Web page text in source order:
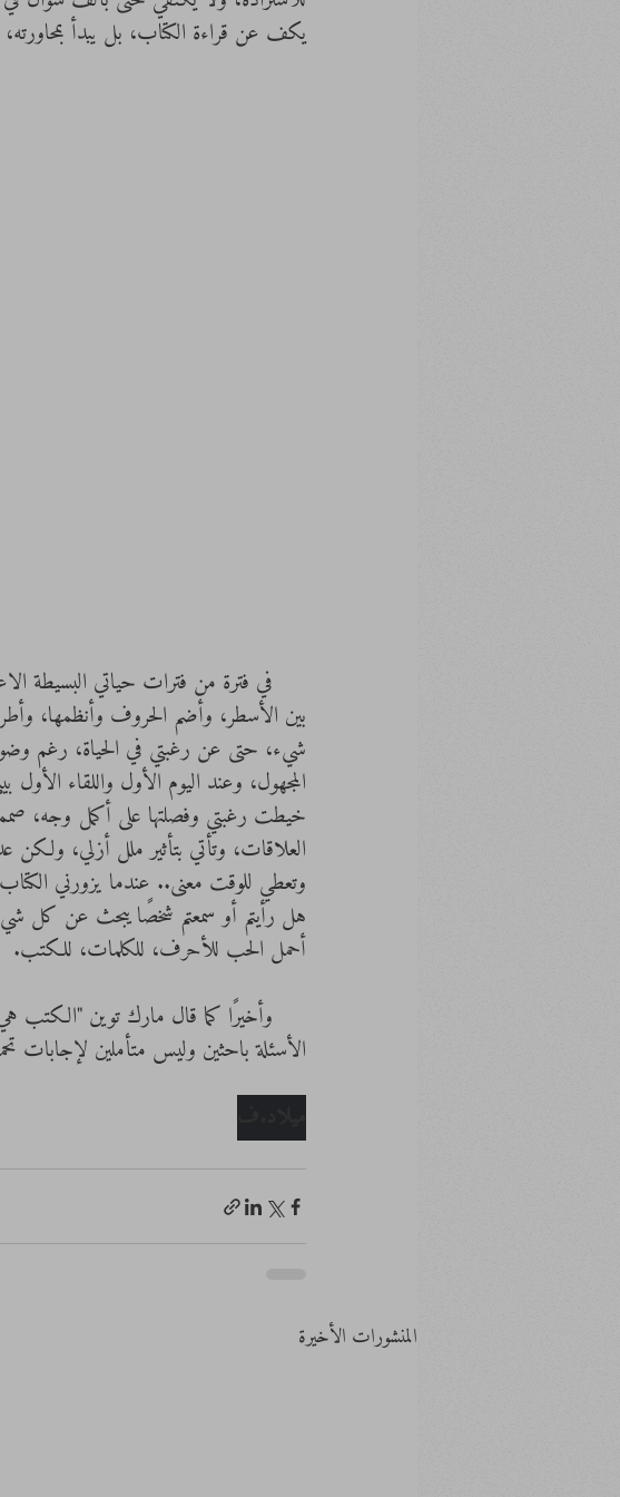
يكف عن قراءة الكتاب، بل يبدأ
في فترة من فترات حياتي
بين الأسطر، وأضم الحروف وأنظمها،
شيء، حتى عن رغبتي في الحياة، رغم
المجهول، وعند اليوم الأول واللقاء
خيطت رغبتي وفصلتها على أكمل وجه،
العلاقات، وتأتي بتأثير ملل أزلي،
وتعطي للوقت معنى.. عندما يزورني
هل رأيتم أو سمعتم شخصًا يبحث عن كل
أحمل الحب للأحرف، للكلمات، للكتب.
وأخيرًا كما قال مارك توين
الأسئلة باحثين وليس متأملين لإجابات
المنشورات الأخيرة